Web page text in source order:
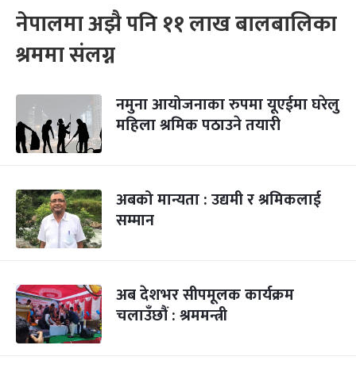
नेपालमा अझै पनि ११ लाख बालबालिका
श्रममा संलग्न
नमुना आयोजनाका रुपमा यूएईमा घरेलु
महिला श्रमिक पठाउने तयारी
अबको मान्यता : उद्यमी र श्रमिकलाई
सम्मान
अब देशभर सीपमूलक कार्यक्रम
चलाउँछौं : श्रममन्त्री